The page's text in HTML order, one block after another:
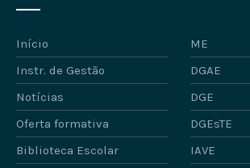
Início
ME
Instr. de Gestão
DGAE
Notícias
DGE
Oferta formativa
DGEsTE
Biblioteca Escolar
IAVE